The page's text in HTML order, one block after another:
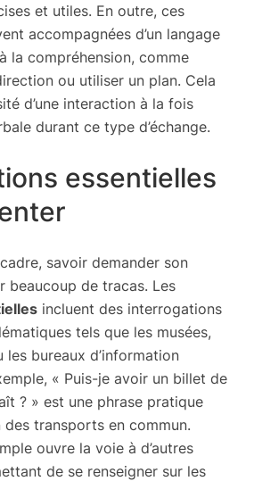
et utiles. En outre, ces
accompagnées d’un langage
la compréhension, comme
ou utiliser un plan. Cela
d’une interaction à la fois
durant ce type d’échange.
essentielles
savoir demander son
beaucoup de tracas. Les
incluent des interrogations
tels que les musées,
les bureaux d’information
« Puis-je avoir un billet de
? » est une phrase pratique
des transports en commun.
ouvre la voie à d’autres
de se renseigner sur les